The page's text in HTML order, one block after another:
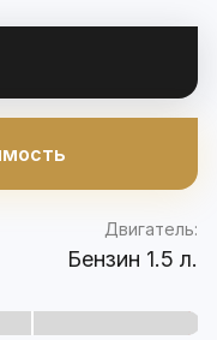
Двигатель:
Бензин 1.5 л.